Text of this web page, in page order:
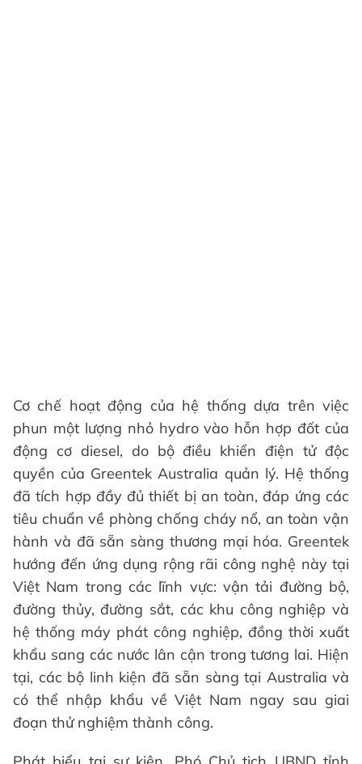
Cơ chế hoạt động của hệ thống dựa trên việc
phun một lượng nhỏ hydro vào hỗn hợp đốt của
động cơ diesel, do bộ điều khiển điện tử độc
quyền của Greentek Australia quản lý. Hệ thống
đã tích hợp đầy đủ thiết bị an toàn, đáp ứng các
tiêu chuẩn về phòng chống cháy nổ, an toàn vận
hành và đã sẵn sàng thương mại hóa. Greentek
hướng đến ứng dụng rộng rãi công nghệ này tại
Việt Nam trong các lĩnh vực: vận tải đường bộ,
đường thủy, đường sắt, các khu công nghiệp và
hệ thống máy phát công nghiệp, đồng thời xuất
khẩu sang các nước lân cận trong tương lai. Hiện
tại, các bộ linh kiện đã sẵn sàng tại Australia và
có thể nhập khẩu về Việt Nam ngay sau giai
đoạn thử nghiệm thành công.